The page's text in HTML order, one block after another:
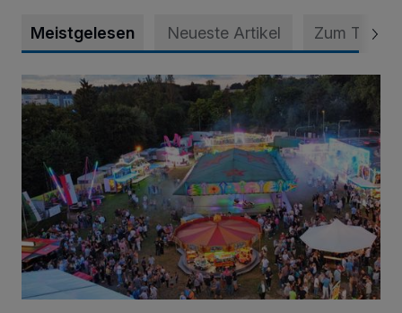
Meistgelesen Neueste Artikel Zum Thema
Vier Tage mit vollem Programm